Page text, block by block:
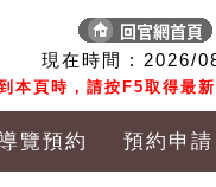
現在時間 : 2026/
本頁時，請按F5取得最
覽預約 預約申請